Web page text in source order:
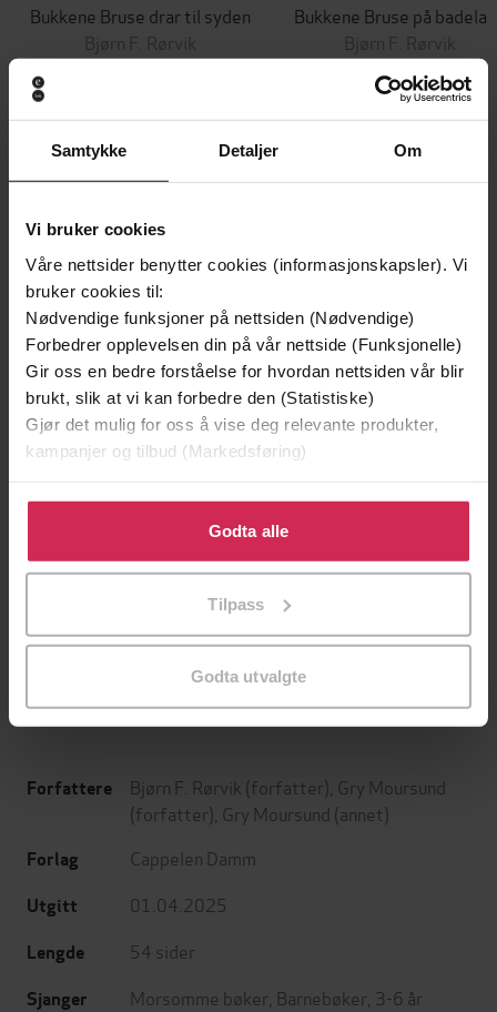
Samtykke Detaljer Om
Vi bruker cookies
Våre nettsider benytter cookies (informasjonskapsler). Vi
bruker cookies til:
Nødvendige funksjoner på nettsiden (Nødvendige)
Forbedrer opplevelsen din på vår nettside (Funksjonelle)
Gir oss en bedre forståelse for hvordan nettsiden vår blir
brukt, slik at vi kan forbedre den (Statistiske)
Gjør det mulig for oss å vise deg relevante produkter,
kampanjer og tilbud (Markedsføring)
Klikk på «Godta alle» for å gi oss ditt samtykke til å
bruke cookies for alle disse formålene. Du kan også
tilpasse ditt samtykke til spesifikke formål ved å klikke
Godta alle
Tilpass
Godta utvalgte
Bukkene Bruse drar til syden
Bjørn F. Rørvik
Bukkene Bruse på
Bjørn F. Rørvik
Andre har også kjøpt
Jo Nesbø
Åsne Seierstad
Forfattere Bjørn F. Rørvik (forfatter), Gry Moursund
(forfatter), Gry Moursund (annet)
Forlag Cappelen Damm
Utgitt 01.04.2025
Lengde 54 sider
Sjanger Morsomme bøker Barnebøker 3-6 år